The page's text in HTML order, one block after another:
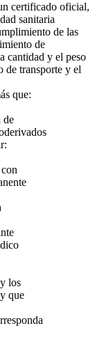
certificado oficial,
sanitaria
de las
de
cantidad y el peso
de transporte y el
que:
de
los
que